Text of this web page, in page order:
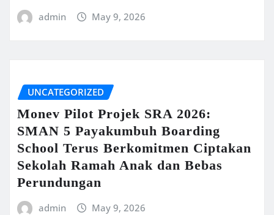
admin May 9, 2026
UNCATEGORIZED
Monev Pilot Projek SRA 2026:
SMAN 5 Payakumbuh Boarding
School Terus Berkomitmen Ciptakan
Sekolah Ramah Anak dan Bebas
Perundungan
admin May 9, 2026